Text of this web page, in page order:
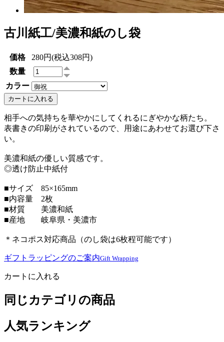
古川紙工/美濃和紙のし袋
価格
280円(税込308円)
数量
カラー
カートに入れる
相手への気持ちを華やかにしてくれるにぎやかな柄たち。
表書きの印刷がされているので、用途にあわせてお選び下さ
い。
美濃和紙の優しい質感です。
◎透け防止中紙付
■サイズ 85×165mm
■内容量 2枚
■材質 美濃和紙
■産地 岐阜県・美濃市
＊ネコポス対応商品（のし袋は6枚程可能です）
ギフトラッピングのご案内Gift Wrapping
カートに入れる
同じカテゴリの商品
人気ランキング